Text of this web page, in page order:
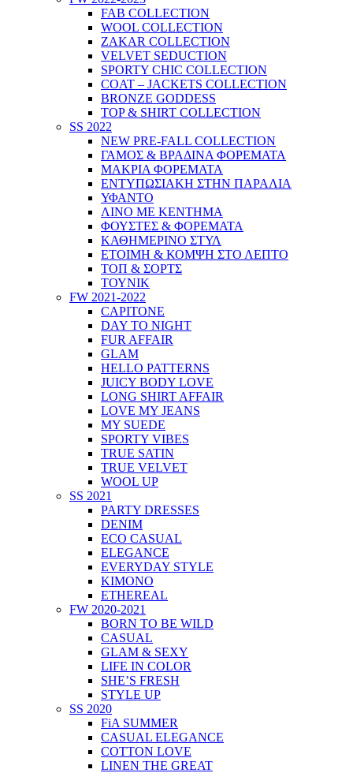
FAB COLLECTION
WOOL COLLECTION
ZAKAR COLLECTION
VELVET SEDUCTION
SPORTY CHIC COLLECTION
COAT – JACKETS COLLECTION
BRONZE GODDESS
TOP & SHIRT COLLECTION
SS 2022
NEW PRE-FALL COLLECTION
ΓΑΜΟΣ & ΒΡΑΔΙΝΑ ΦΟΡΕΜΑΤΑ
ΜΑΚΡΙΑ ΦΟΡΕΜΑΤΑ
ΕΝΤΥΠΩΣΙΑΚΗ ΣΤΗΝ ΠΑΡΑΛΙΑ
ΥΦΑΝΤΟ
ΛΙΝΟ ΜΕ ΚΕΝΤΗΜΑ
ΦΟΥΣΤΕΣ & ΦΟΡΕΜΑΤΑ
ΚΑΘΗΜΕΡΙΝΟ ΣΤΥΛ
ΕΤΟΙΜΗ & ΚΟΜΨΗ ΣΤΟ ΛΕΠΤΟ
ΤΟΠ & ΣΟΡΤΣ
ΤΟΥΝΙΚ
FW 2021-2022
CAPITONE
DAY TO NIGHT
FUR AFFAIR
GLAM
HELLO PATTERNS
JUICY BODY LOVE
LONG SHIRT AFFAIR
LOVE MY JEANS
MY SUEDE
SPORTY VIBES
TRUE SATIN
TRUE VELVET
WOOL UP
SS 2021
PARTY DRESSES
DENIM
ECO CASUAL
ELEGANCE
EVERYDAY STYLE
KIMONO
ETHEREAL
FW 2020-2021
BORN TO BE WILD
CASUAL
GLAM & SEXY
LIFE IN COLOR
SHE’S FRESH
STYLE UP
SS 2020
FiA SUMMER
CASUAL ELEGANCE
COTTON LOVE
LINEN THE GREAT